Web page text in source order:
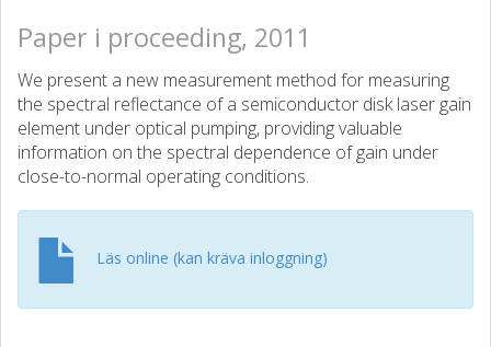
Paper i proceeding, 2011
We present a new measurement method for measuring
the spectral reflectance of a semiconductor disk laser gain
element under optical pumping, providing valuable
information on the spectral dependence of gain under
close-to-normal operating conditions.
Läs online (kan kräva inloggning)